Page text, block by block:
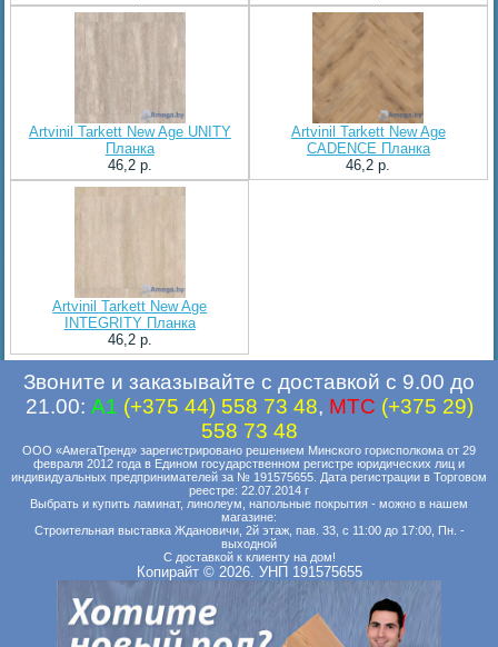
Artvinil Tarkett New Age UNITY
Планка
46,2 p.
Artvinil Tarkett New Age
CADENCE Планка
46,2 p.
Artvinil Tarkett New Age
INTEGRITY Планка
46,2 p.
Звоните и заказывайте с доставкой с 9.00 до
21.00: A1 (+375 44) 558 73 48, MTC (+375 29)
558 73 48
ООО «АмегаТренд» зарегистрировано решением Минского горисполкома от 29
февраля 2012 года в Едином государственном регистре юридических лиц и
индивидуальных предпринимателей за № 191575655. Дата регистрации в Торговом
реестре: 22.07.2014 г
Выбрать и купить ламинат, линолеум, напольные покрытия - можно в нашем
магазине:
Строительная выставка Ждановичи, 2й этаж, пав. 33, с 11:00 до 17:00, Пн. -
выходной
С доставкой к клиенту на дом!
Копирайт © 2026. УНП 191575655